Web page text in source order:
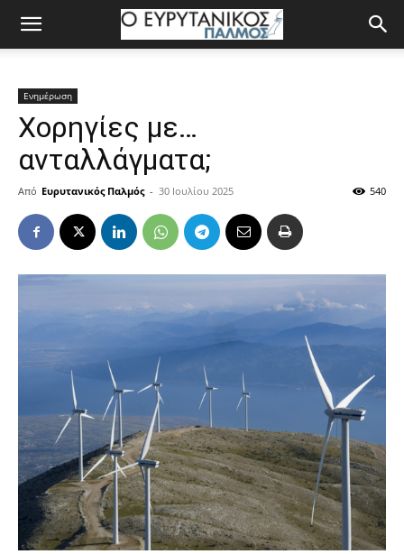
Ενημέρωση
Χορηγίες με…
ανταλλάγματα;
Από Ευρυτανικός Παλμός - 30 Ιουλίου 2025 540